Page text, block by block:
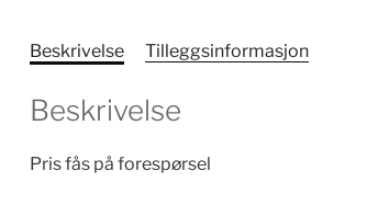
Beskrivelse Tilleggsinformasjon
Beskrivelse
Pris fås på forespørsel